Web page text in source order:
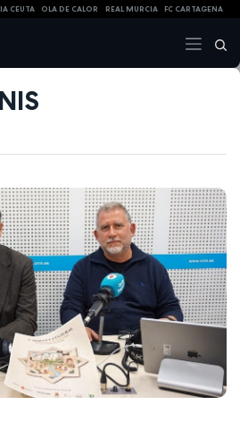
CEUTA OLA DE CALOR REAL MURCIA FC CARTAGENA